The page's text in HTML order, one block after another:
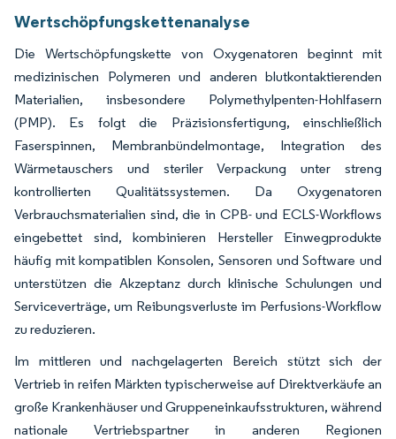
Wertschöpfungskettenanalyse
Die Wertschöpfungskette von Oxygenatoren beginnt mit
medizinischen Polymeren und anderen blutkontaktierenden
Materialien, insbesondere Polymethylpenten-Hohlfasern
(PMP). Es folgt die Präzisionsfertigung, einschließlich
Faserspinnen, Membranbündelmontage, Integration des
Wärmetauschers und steriler Verpackung unter streng
kontrollierten Qualitätssystemen. Da Oxygenatoren
Verbrauchsmaterialien sind, die in CPB- und ECLS-Workflows
eingebettet sind, kombinieren Hersteller Einwegprodukte
häufig mit kompatiblen Konsolen, Sensoren und Software und
unterstützen die Akzeptanz durch klinische Schulungen und
Serviceverträge, um Reibungsverluste im Perfusions-Workflow
zu reduzieren.
Im mittleren und nachgelagerten Bereich stützt sich der
Vertrieb in reifen Märkten typischerweise auf Direktverkäufe an
große Krankenhäuser und Gruppeneinkaufsstrukturen, während
nationale Vertriebspartner in anderen Regionen